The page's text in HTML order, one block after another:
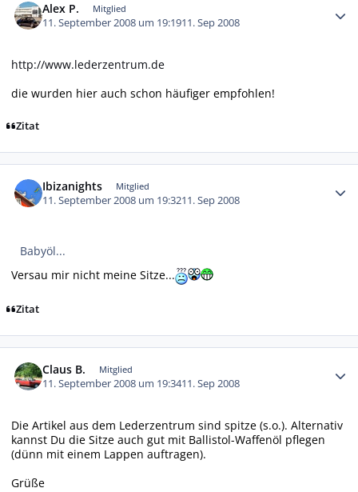
Alex P. Mitglied
11. September 2008 um 19:1911. Sep 2008
http://www.lederzentrum.de
die wurden hier auch schon häufiger empfohlen!
Zitat
Ibizanights Mitglied
11. September 2008 um 19:3211. Sep 2008
Babyöl...
Versau mir nicht meine Sitze...
Zitat
Claus B. Mitglied
11. September 2008 um 19:3411. Sep 2008
Die Artikel aus dem Lederzentrum sind spitze (s.o.). Alternativ
kannst Du die Sitze auch gut mit Ballistol-Waffenöl pflegen
(dünn mit einem Lappen auftragen).
Grüße